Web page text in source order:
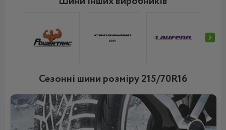
Сезонні шини розміру 215/70R16